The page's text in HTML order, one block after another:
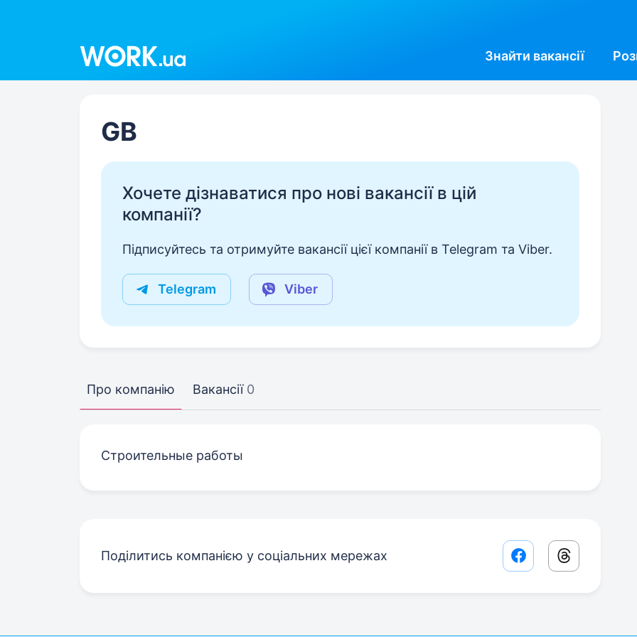
Знайти вакансії
GB
Хочете дізнаватися про нові вакансії в цій
компанії?
Підписуйтесь та отримуйте вакансії цієї компанії в Telegram та Viber.
Telegram Viber
Про компанію Вакансії 0
Строительные работы
Поділитись компанією у соціальних мережах Facebook share link
Threads